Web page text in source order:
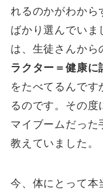
れるのかがわから
ばかり選んでいま
は、生徒さんから
ラクター＝健康に
をたべてるんで
るのです。その
マイブームだった
教えていました。
今、体にとって本